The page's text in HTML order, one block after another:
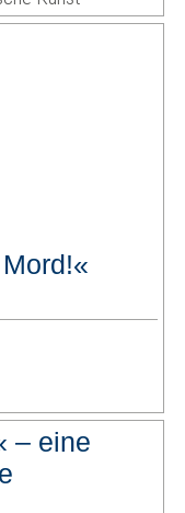
– eine